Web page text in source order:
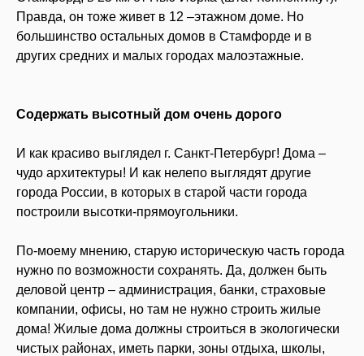
Правда, он тоже живет в 12 –этажном доме. Но
большинство остальных домов в Стамфорде и в
других средних и малых городах малоэтажные.
Содержать высотный дом очень дорого
И как красиво выглядел г. Санкт-Петербург! Дома –
чудо архитектуры! И как нелепо выглядят другие
города России, в которых в старой части города
построили высотки-прямоугольники.
По-моему мнению, старую историческую часть города
нужно по возможности сохранять. Да, должен быть
деловой центр – администрация, банки, страховые
компании, офисы, но там не нужно строить жилые
дома! Жилые дома должны строиться в экологически
чистых районах, иметь парки, зоны отдыха, школы,